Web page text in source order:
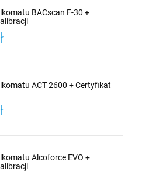
BACscan F-30 +
ACT 2600 + Certyfikat
Alcoforce EVO +